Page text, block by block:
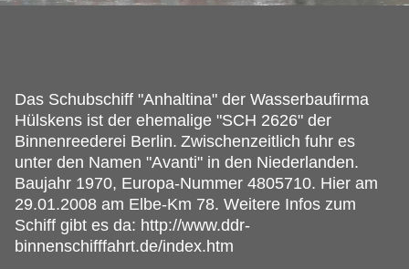
Das Schubschiff "Anhaltina" der Wasserbaufirma
Hülskens ist der ehemalige "SCH 2626" der
Binnenreederei Berlin. Zwischenzeitlich fuhr es
unter den Namen "Avanti" in den Niederlanden.
Baujahr 1970, Europa-Nummer 4805710. Hier am
29.01.2008 am Elbe-Km 78. Weitere Infos zum
Schiff gibt es da: http://www.ddr-
binnenschifffahrt.de/index.htm